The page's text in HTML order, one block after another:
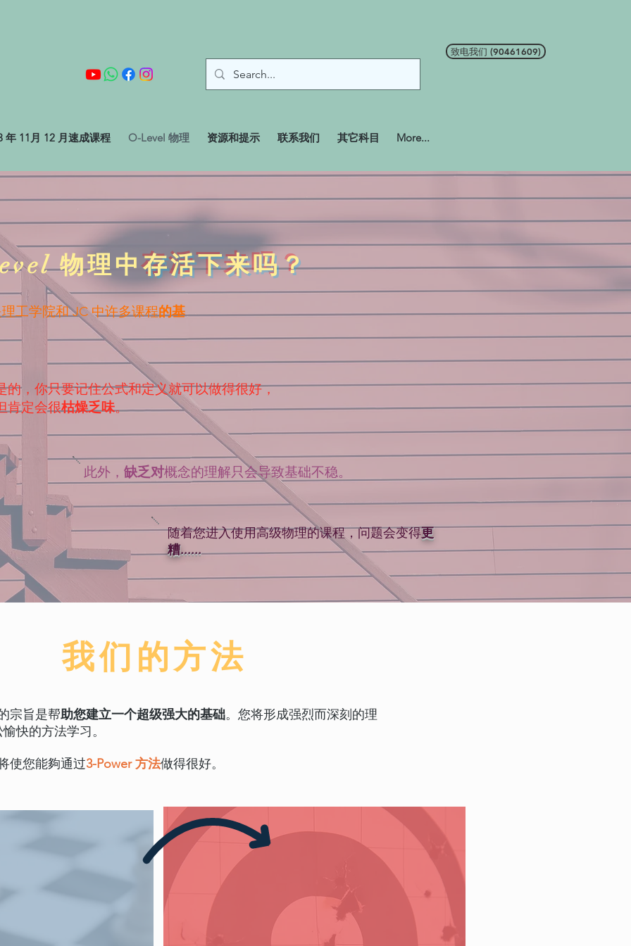
年 11月 12 月速成课程 O-Level 物理 资源和提示 联系我们 其它科目 More...
致电我们 (90461609)
物理中存活下来吗？
工学院和 JC 中许多课程的基
的，你只要记住公式和定义就可以做得很好，
肯定会很枯燥乏味。
此外， 缺乏对概念的理解只会导致基础不稳。
随着您进入使用高级物理的课程，问题会变得更
糟......
我们的方法
宗旨是帮助您建立一个超级强大的基础。您将形成强烈而深刻的理
快的方法学习。
使您能夠通过3-Power 方法做得很好。